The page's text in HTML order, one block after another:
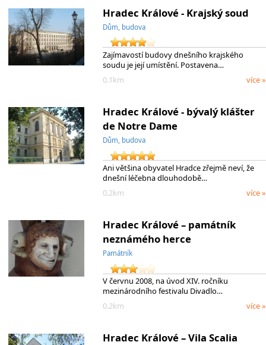
Hradec Králové - Krajský soud
Dům, budova
Zajímavostí budovy dnešního krajského
soudu je její umístění. Postavena…
0.1km
více »
Hradec Králové - bývalý klášter
de Notre Dame
Dům, budova
Ani většina obyvatel Hradce zřejmě neví, že
dnešní léčebna dlouhodobě…
0.2km
více »
Hradec Králové – památník
neznámého herce
Památník
V červnu 2008, na úvod XIV. ročníku
mezinárodního festivalu Divadlo…
0.2km
více »
Hradec Králové – Vila Scalia